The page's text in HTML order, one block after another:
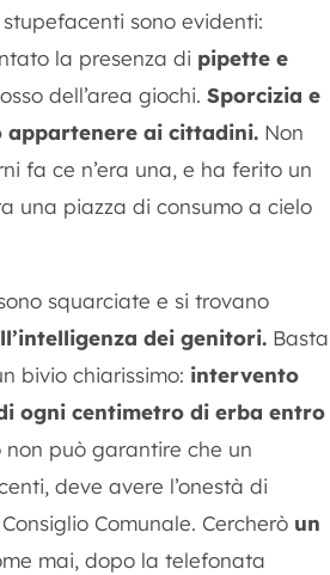
sono evidenti:
la presenza di pipette e
dell’area giochi. Sporcizia e
appartenere ai cittadini. Non
fa ce n’era una, e ha ferito un
una piazza di consumo a cielo
squarciate e si trovano
dei genitori. Basta
bivio chiarissimo: intervento
ogni centimetro di erba entro
non può garantire che un
deve avere l’onestà di
Comunale. Cercherò un
mai, dopo la telefonata